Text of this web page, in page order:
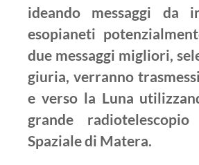
ideando messaggi da
esopianeti
due messaggi migliori,
giuria, verranno
e verso la Luna
grande
Spaziale di Matera.